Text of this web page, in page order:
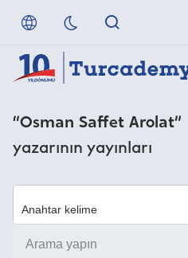
Referanslarımız
Uzaktan Erişim
Nasıl Erişirim
“Osman Saffet Arolat”
yazarının yayınları